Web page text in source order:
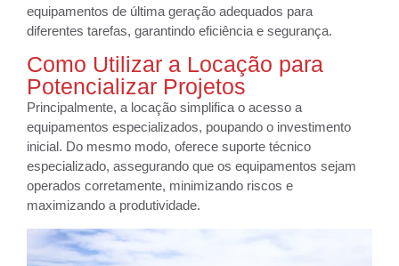
equipamentos de última geração adequados para
diferentes tarefas, garantindo eficiência e segurança.
Como Utilizar a Locação para
Potencializar Projetos
Principalmente, a locação simplifica o acesso a
equipamentos especializados, poupando o investimento
inicial. Do mesmo modo, oferece suporte técnico
especializado, assegurando que os equipamentos sejam
operados corretamente, minimizando riscos e
maximizando a produtividade.